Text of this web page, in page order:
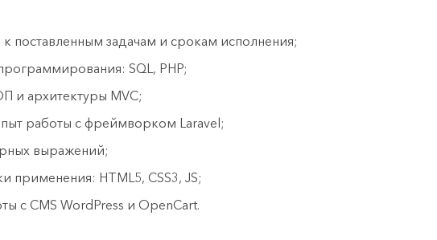
поставленным задачам и срокам исполнения;
SQL, PHP;
и архитектуры MVC;
работы с фреймворком Laravel;
выражений;
применения: HTML5, CSS3, JS;
с CMS WordPress и OpenCart.